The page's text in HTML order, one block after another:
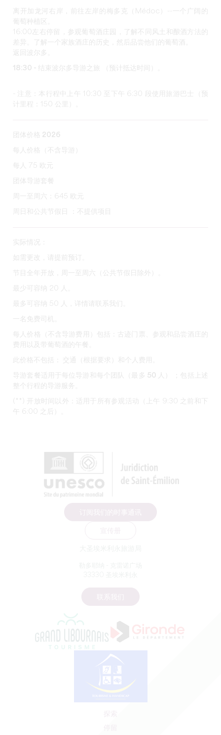
离开加龙河右岸，前往左岸的梅多克（Médoc）--一个广阔的
葡萄种植区。
16:00左右停留，参观葡萄酒庄园，
了解不同风土 和酿酒方法
的
差异
。了解一个家族酒庄的历史，然后品尝他们的葡萄酒。
返回波尔多。
18:30 - 结束波尔多导游之旅 （预计抵达时间）。
- 注意：本行程中上午 10:30 至下午 6:30 段使用旅游巴士（预
计里程：150 公里）。
团体价格 2026
每人价格（不含导游）
每人 75 欧元
团体导游套餐
周一至周六：645 欧元
周日和公共节假日 ：不提供项目
实际情况：
如需更改，请提前预订。
节目全年开放，周一至周六（公共节假日除外）。
最少可容纳 20 人。
最多可容纳 50 人，详情请联系我们。
一名免费司机。
每人价格（不含导游费用）包括：
古迹门票、参观和品尝酒庄的
费用以及带葡萄酒的午餐。
此价格不包括： 交通（根据要求）和个人费用。
导游套餐适用于每位导游和每个团队（最多 50 人）
；包括上述
整个行程的导游服务。
(**) 开放时间以外：适用于所有参观活动（上午 9:30 之前和下
午 6:00 之后）。